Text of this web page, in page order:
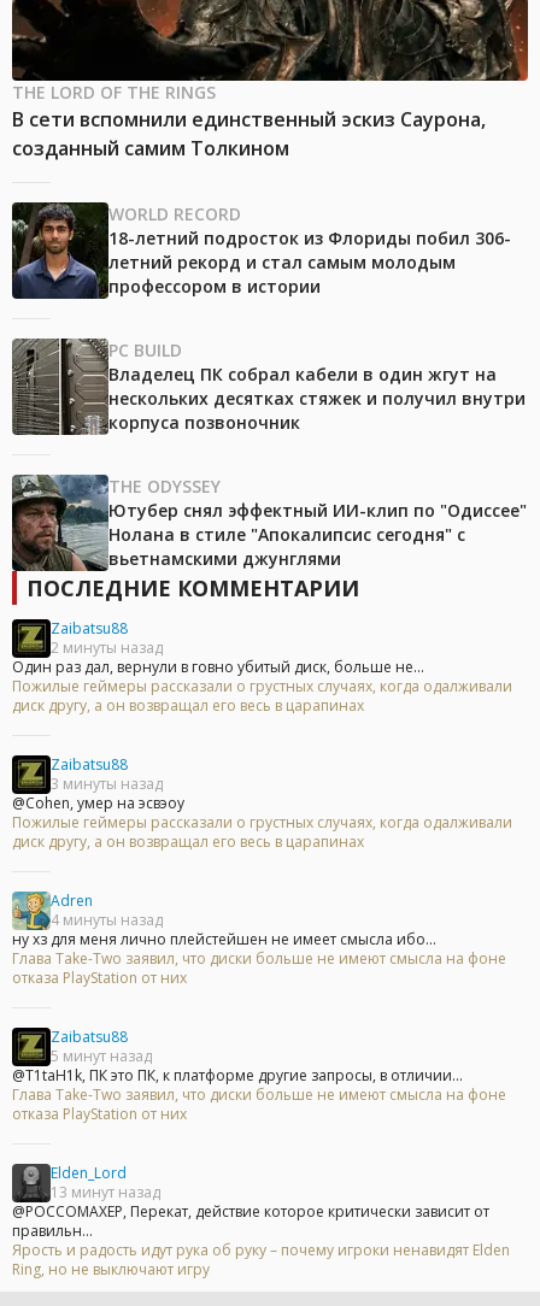
THE LORD OF THE RINGS
В сети вспомнили единственный эскиз Саурона,
созданный самим Толкином
WORLD RECORD
18-летний подросток из Флориды побил 306-
летний рекорд и стал самым молодым
профессором в истории
PC BUILD
Владелец ПК собрал кабели в один жгут на
нескольких десятках стяжек и получил внутри
корпуса позвоночник
THE ODYSSEY
Ютубер снял эффектный ИИ-клип по "Одиссее"
Нолана в стиле "Апокалипсис сегодня" с
вьетнамскими джунглями
ПОСЛЕДНИЕ КОММЕНТАРИИ
Zaibatsu88
2 минуты назад
Один раз дал, вернули в говно убитый диск, больше не...
Пожилые геймеры рассказали о грустных случаях, когда одалживали
диск другу, а он возвращал его весь в царапинах
Zaibatsu88
3 минуты назад
@Cohen, умер на эсвэоу
Пожилые геймеры рассказали о грустных случаях, когда одалживали
диск другу, а он возвращал его весь в царапинах
Adren
4 минуты назад
ну хз для меня лично плейстейшен не имеет смысла ибо...
Глава Take-Two заявил, что диски больше не имеют смысла на фоне
отказа PlayStation от них
Zaibatsu88
5 минут назад
@T1taH1k, ПК это ПК, к платформе другие запросы, в отличии...
Глава Take-Two заявил, что диски больше не имеют смысла на фоне
отказа PlayStation от них
Elden_Lord
13 минут назад
@POCCOMAXEP, Перекат, действие которое критически зависит от
правильн...
Ярость и радость идут рука об руку – почему игроки ненавидят Elden
Ring, но не выключают игру